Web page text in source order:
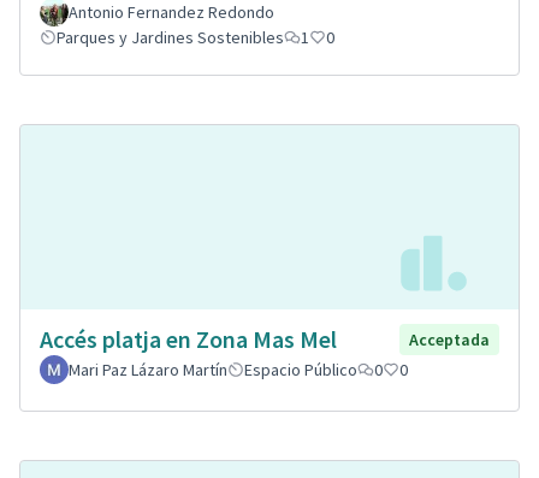
Antonio Fernandez Redondo
Parques y Jardines Sostenibles
1 0
Accés platja en Zona Mas Mel
Acceptada
Mari Paz Lázaro Martín
Espacio Público 0 0